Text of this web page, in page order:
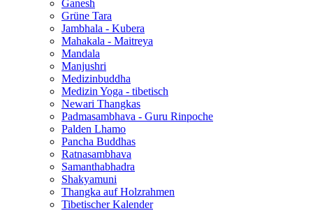
Ganesh
Grüne Tara
Jambhala - Kubera
Mahakala - Maitreya
Mandala
Manjushri
Medizinbuddha
Medizin Yoga - tibetisch
Newari Thangkas
Padmasambhava - Guru Rinpoche
Palden Lhamo
Pancha Buddhas
Ratnasambhava
Samanthabhadra
Shakyamuni
Thangka auf Holzrahmen
Tibetischer Kalender